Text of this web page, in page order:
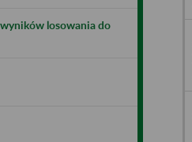
losowania do